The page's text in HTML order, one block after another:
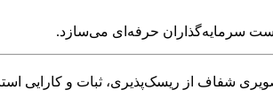
دست سرمایه‌گذاران حرفه‌ای می‌سازد.
از ریسک‌پذیری، ثبات و کارایی